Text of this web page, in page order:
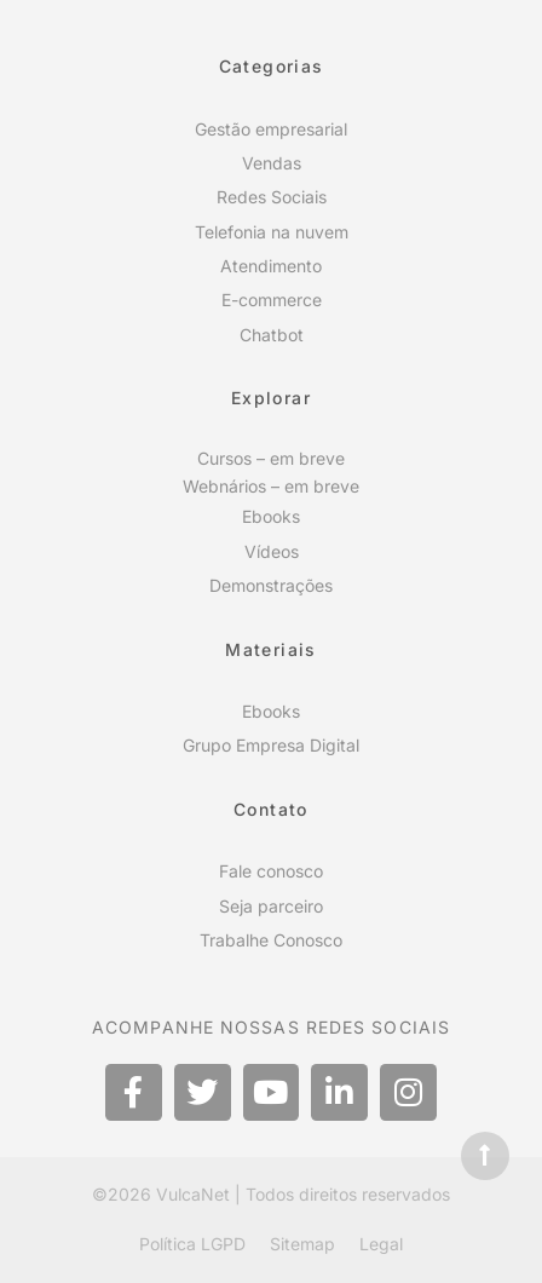
Categorias
Gestão empresarial
Vendas
Redes Sociais
Telefonia na nuvem
Atendimento
E-commerce
Chatbot
Explorar
Cursos – em breve
Webnários – em breve
Ebooks
Vídeos
Demonstrações
Materiais
Ebooks
Grupo Empresa Digital
Contato
Fale conosco
Seja parceiro
Trabalhe Conosco
ACOMPANHE NOSSAS REDES SOCIAIS
©2026 VulcaNet | Todos direitos reservados
Política LGPD Sitemap Legal